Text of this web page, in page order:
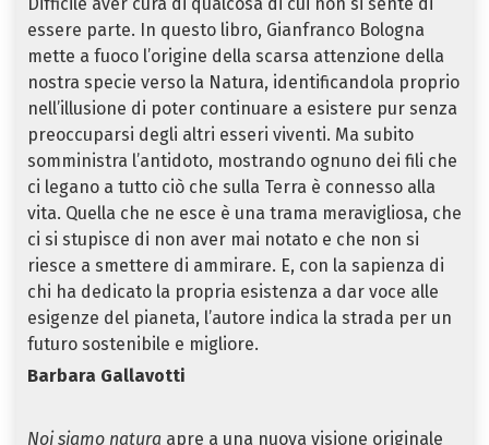
essere parte. In questo libro, Gianfranco Bologna
mette a fuoco l’origine della scarsa attenzione della
nostra specie verso la Natura, identificandola proprio
nell’illusione di poter continuare a esistere pur senza
preoccuparsi degli altri esseri viventi. Ma subito
somministra l’antidoto, mostrando ognuno dei fili che
ci legano a tutto ciò che sulla Terra è connesso alla
vita. Quella che ne esce è una trama meravigliosa, che
ci si stupisce di non aver mai notato e che non si
riesce a smettere di ammirare. E, con la sapienza di
chi ha dedicato la propria esistenza a dar voce alle
esigenze del pianeta, l’autore indica la strada per un
futuro sostenibile e migliore.
Barbara Gallavotti
Noi siamo natura apre a una nuova visione originale